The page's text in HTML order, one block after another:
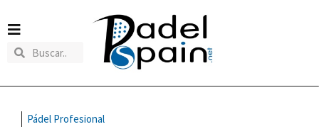
Pádel Profesional